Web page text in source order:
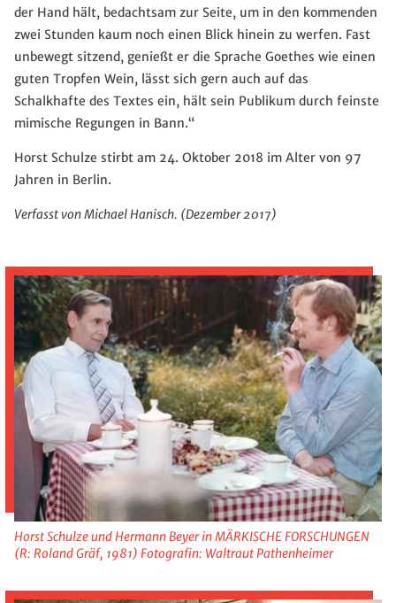
der Hand hält, bedachtsam zur Seite, um in den kommenden
zwei Stunden kaum noch einen Blick hinein zu werfen. Fast
unbewegt sitzend, genießt er die Sprache Goethes wie einen
guten Tropfen Wein, lässt sich gern auch auf das
Schalkhafte des Textes ein, hält sein Publikum durch feinste
mimische Regungen in Bann.“
Horst Schulze stirbt am 24. Oktober 2018 im Alter von 97
Jahren in Berlin.
Verfasst von Michael Hanisch. (Dezember 2017)
Horst Schulze und Hermann Beyer in MÄRKISCHE FORSCHUNGEN
(R: Roland Gräf, 1981) Fotografin: Waltraut Pathenheimer